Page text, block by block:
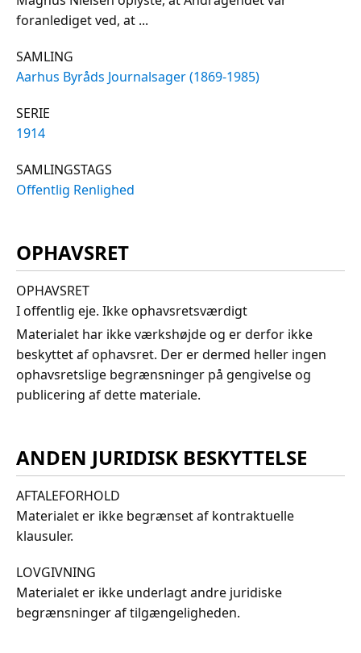
foranlediget ved, at ...
SAMLING
Aarhus Byråds Journalsager (1869-1985)
SERIE
1914
SAMLINGSTAGS
Offentlig Renlighed
OPHAVSRET
OPHAVSRET
I offentlig eje. Ikke ophavsretsværdigt
Materialet har ikke værkshøjde og er derfor ikke
beskyttet af ophavsret. Der er dermed heller ingen
ophavsretslige begrænsninger på gengivelse og
publicering af dette materiale.
ANDEN JURIDISK BESKYTTELSE
AFTALEFORHOLD
Materialet er ikke begrænset af kontraktuelle
klausuler.
LOVGIVNING
Materialet er ikke underlagt andre juridiske
begrænsninger af tilgængeligheden.